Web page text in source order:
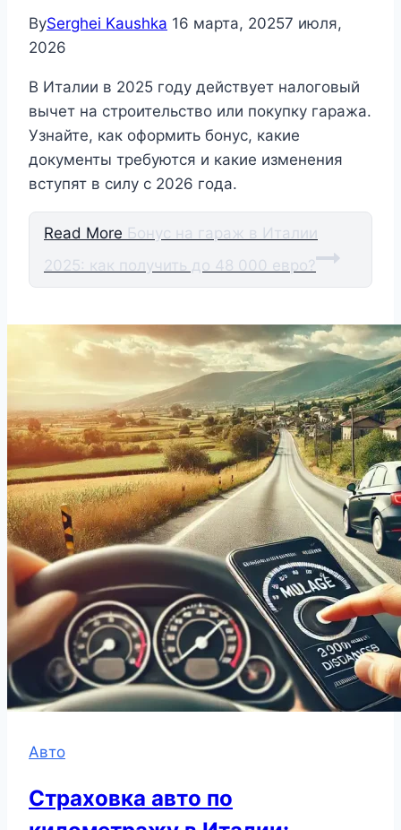
BySerghei Kaushka 16 марта, 20257 июля,
2026
В Италии в 2025 году действует налоговый
вычет на строительство или покупку гаража.
Узнайте, как оформить бонус, какие
документы требуются и какие изменения
вступят в силу с 2026 года.
Read More Бонус на гараж в Италии
2025: как получить до 48 000 евро?
Авто
Страховка авто по